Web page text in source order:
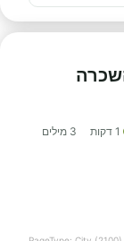
1 דקות 3 מילים